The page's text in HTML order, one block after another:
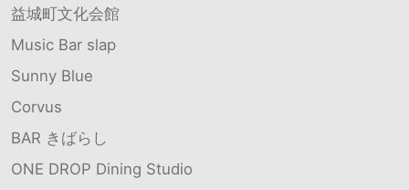
益城町文化会館
Music Bar slap
Sunny Blue
Corvus
BAR きばらし
ONE DROP Dining Studio